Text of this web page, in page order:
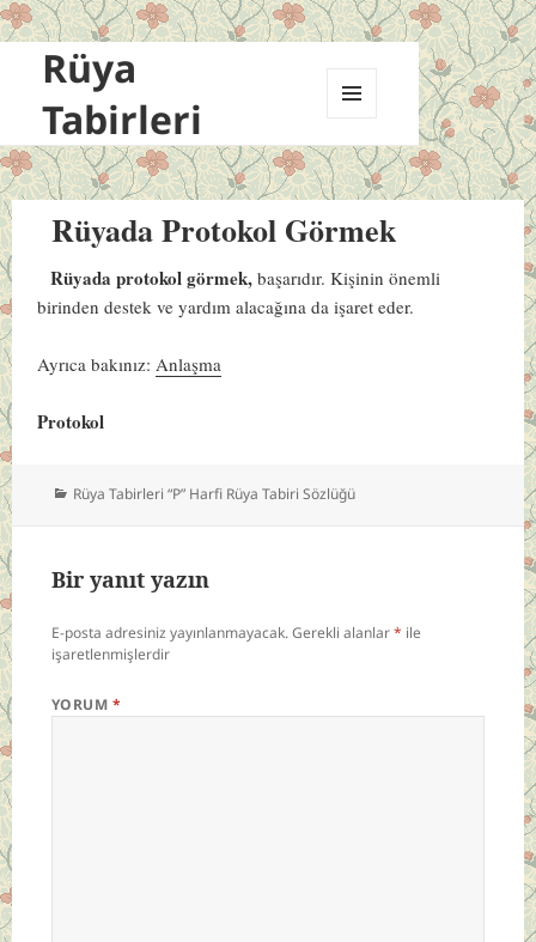
Rüya
Tabirleri
VE
BILEŞENLER
Rüyada Protokol Görmek
Rüyada protokol görmek,başarıdır. Kişinin önemli
birinden destek ve yardım alacağına da işaret eder.
Ayrıca bakınız: Anlaşma
Protokol
Kategoriler
Rüya Tabirleri “P” Harfi Rüya Tabiri Sözlüğü
Bir yanıt yazın
E-posta adresiniz yayınlanmayacak.Gerekli alanlar* ile
işaretlenmişlerdir
YORUM *